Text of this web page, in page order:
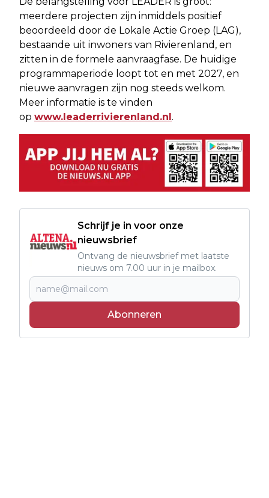
meerdere projecten zijn inmiddels positief
beoordeeld door de Lokale Actie Groep (LAG),
bestaande uit inwoners van Rivierenland, en
zitten in de formele aanvraagfase. De huidige
programmaperiode loopt tot en met 2027, en
nieuwe aanvragen zijn nog steeds welkom.
Meer informatie is te vinden
op www.leaderrivierenland.nl .
Schrijf je in voor onze
nieuwsbrief
Ontvang de nieuwsbrief met laatste
nieuws om 7.00 uur in je mailbox.
Abonneren